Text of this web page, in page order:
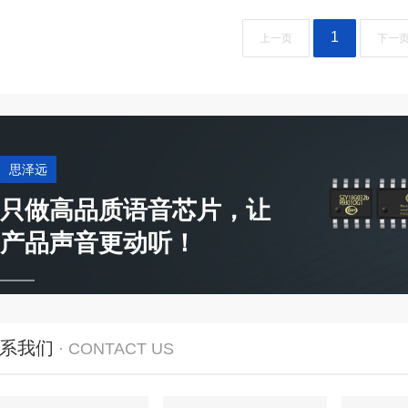
上一页 1 下一
思泽远
只做高品质语音芯片，让
产品声音更动听！
我们 · CONTACT US